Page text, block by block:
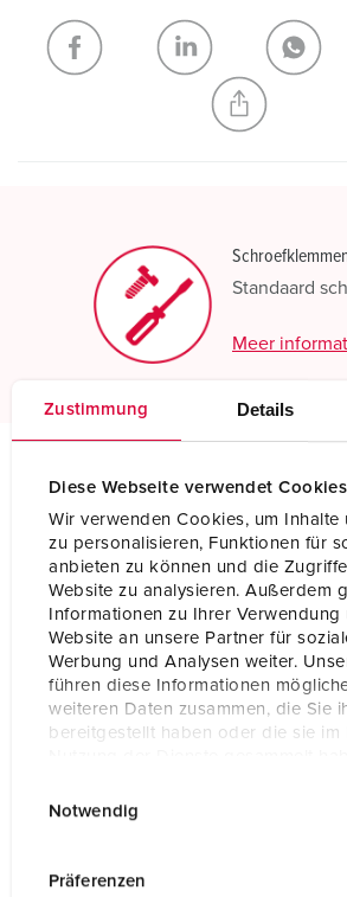
Zustimmung Details
Diese Webseite verwendet Cookies
Wir verwenden Cookies, um Inhalte
zu personalisieren, Funktionen für
anbieten zu können und die
Website zu analysieren. Außerdem
Informationen zu Ihrer Verwendung
Website an unsere Partner für
Werbung und Analysen weiter.
führen diese Informationen
weiteren Daten zusammen, die Sie
bereitgestellt haben oder die sie im
Notwendig
Präferenzen
Mijn lijst
NIEUW LIJST MAKEN
Standaard
Meer
Technische specificaties
Inbouwcontactdoos 738
Ampère 16 A
Polen 7 p
6 h
Aansluittechniek